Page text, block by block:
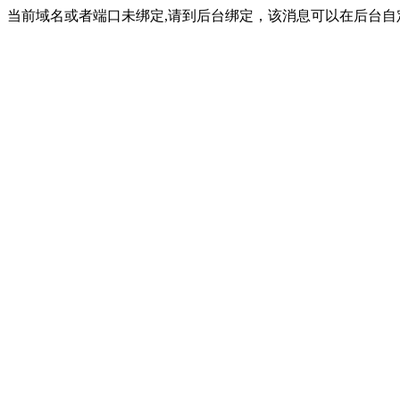
当前域名或者端口未绑定,请到后台绑定，该消息可以在后台自